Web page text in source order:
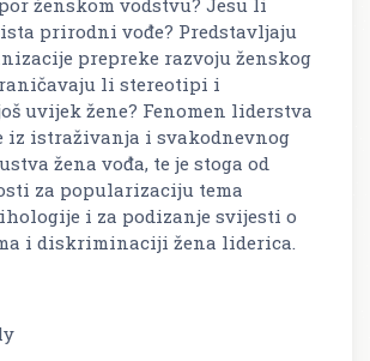
ženskom vodstvu? Jesu li
prirodni vođe? Predstavljaju
prepreke razvoju ženskog
li stereotipi i
uvijek žene? Fenomen liderstva
iz istraživanja i svakodnevnog
žena vođa, te je stoga od
za popularizaciju tema
i za podizanje svijesti o
i diskriminaciji žena liderica.